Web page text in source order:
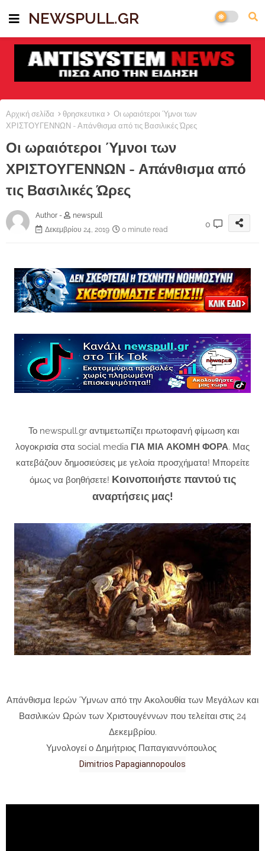
NEWSPULL.GR
Αρχική σελίδα θρησκευτικα
Οι ωραιότεροι Ύμνοι των
ΧΡΙΣΤΟΥΓΕΝΝΩΝ - Απάνθισμα από τις Βασιλικές Ώρες
Οι ωραιότεροι Ύμνοι των
ΧΡΙΣΤΟΥΓΕΝΝΩΝ - Απάνθισμα από
τις Βασιλικές Ώρες
Author -
newspull
Δεκεμβρίου 24, 2019
0 minute read
0
Το newspull.gr αντιμετωπίζει πρωτοφανή φίμωση και
λογοκρισία στα social media ΓΙΑ ΜΙΑ ΑΚΟΜΗ ΦΟΡΑ. Μας
κατεβάζουν δημοσιεύσεις με γελοία προσχήματα! Μπορείτε
όμως να βοηθήσετε! Κοινοποιήστε παντού τις
αναρτήσεις μας!
Απάνθισμα Ιερών Ύμνων από την Ακολουθία των Μεγάλων και
Βασιλικών Ωρών των Χριστουγέννων που τελείται στις 24
Δεκεμβρίου.
Υμνολογεί ο Δημήτριος Παπαγιαννόπουλος
Dimitrios Papagiannopoulos